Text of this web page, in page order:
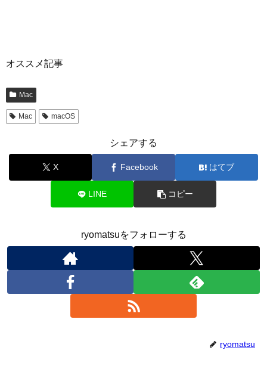
オススメ記事
Mac
Mac macOS
シェアする
X Facebook はてブ
LINE コピー
ryomatsuをフォローする
ryomatsu